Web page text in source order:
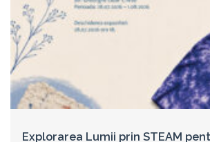
Explorarea Lumii prin STEAM